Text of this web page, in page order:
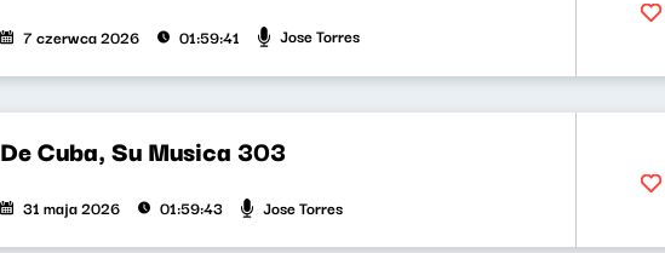
7 czerwca 2026 01:59:41 Jose Torres
De Cuba, Su Musica 303
31 maja 2026 01:59:43 Jose Torres